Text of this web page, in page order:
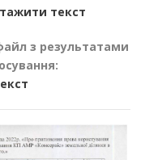
текст
з результатами